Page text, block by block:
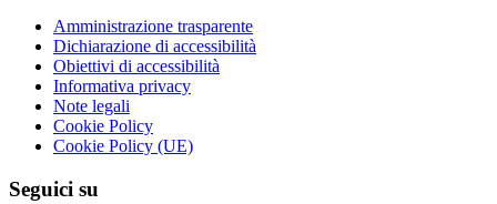
Amministrazione trasparente
Dichiarazione di accessibilità
Obiettivi di accessibilità
Informativa privacy
Note legali
Cookie Policy
Cookie Policy (UE)
Seguici su